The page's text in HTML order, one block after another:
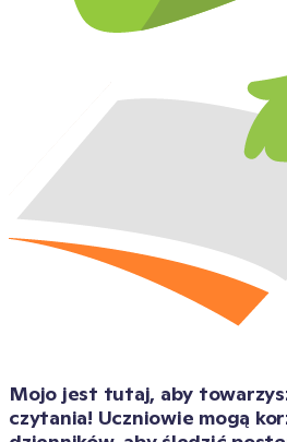
Mojo jest tutaj, aby
czytania! Uczniowie mogą